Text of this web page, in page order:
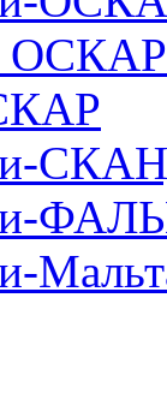
ОСКАР